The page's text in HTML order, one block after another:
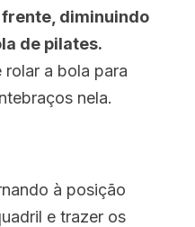
diminuindo
de pilates.
rolar a bola para
nela.
à posição
e trazer os